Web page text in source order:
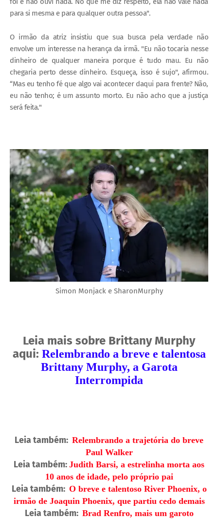
para si mesma e para qualquer outra pessoa".
O irmão da atriz insistiu que sua busca pela verdade não
envolve um interesse na herança da irmã. "Eu não tocaria nesse
dinheiro de qualquer maneira porque é tudo mau. Eu não
chegaria perto desse dinheiro. Esqueça, isso é sujo", afirmou.
“Mas eu tenho fé que algo vai acontecer daqui para frente? Não,
eu não tenho; é um assunto morto. Eu não acho que a justiça
será feita."
Simon Monjack e SharonMurphy
Leia mais sobre Brittany Murphy
aqui: Relembrando a breve e talentosa
Brittany Murphy, a Garota
Interrompida
Leia também: Relembrando a trajetória do breve
Paul Walker
Leia também: Judith Barsi, a estrelinha morta aos
10 anos de idade, pelo próprio pai
Leia também: O breve e talentoso River Phoenix, o
irmão de Joaquin Phoenix, que partiu cedo demais
Leia também: Brad Renfro, mais um garoto